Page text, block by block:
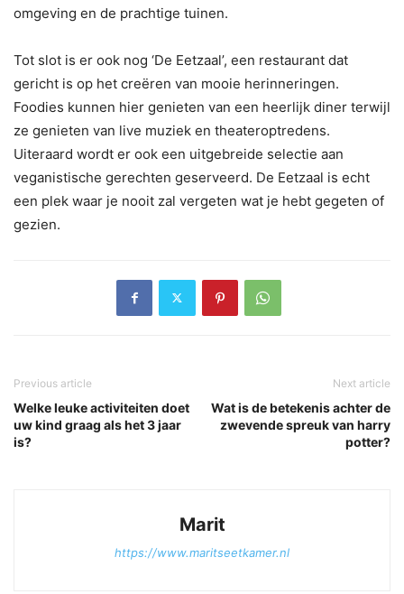
omgeving en de prachtige tuinen.
Tot slot is er ook nog ‘De Eetzaal’, een restaurant dat
gericht is op het creëren van mooie herinneringen.
Foodies kunnen hier genieten van een heerlijk diner terwijl
ze genieten van live muziek en theateroptredens.
Uiteraard wordt er ook een uitgebreide selectie aan
veganistische gerechten geserveerd. De Eetzaal is echt
een plek waar je nooit zal vergeten wat je hebt gegeten of
gezien.
Previous article
Welke leuke activiteiten doet
uw kind graag als het 3 jaar
is?
Next article
Wat is de betekenis achter de
zwevende spreuk van harry
potter?
Marit
https://www.maritseetkamer.nl